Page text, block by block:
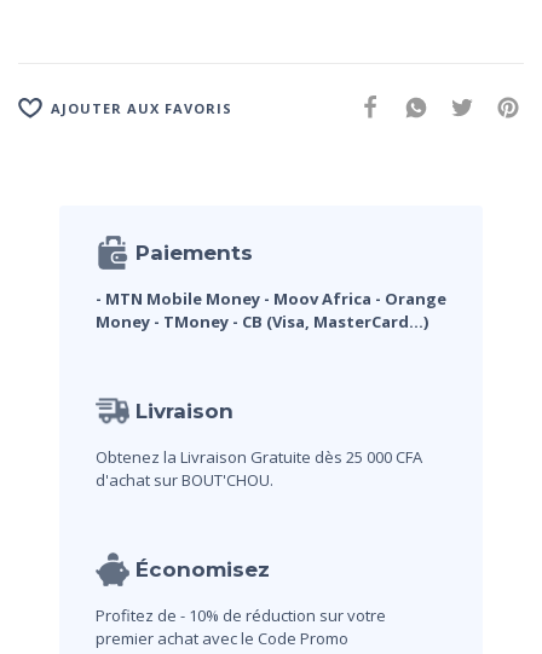
AJOUTER AUX FAVORIS
Paiements
- MTN Mobile Money - Moov Africa - Orange
Money - TMoney - CB (Visa, MasterCard...)
Livraison
Obtenez la Livraison Gratuite dès 25 000 CFA
d'achat sur BOUT'CHOU.
Économisez
Profitez de - 10% de réduction sur votre
premier achat avec le Code Promo